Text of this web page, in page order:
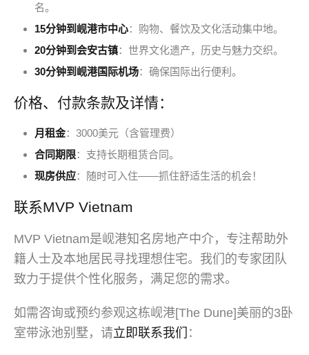
名。
15分钟到岘港市中心：购物、餐饮及文化活动集中地。
20分钟到会安古镇：世界文化遗产，历史与魅力交织。
30分钟到岘港国际机场：确保国际出行便利。
价格、付款条款及详情：
月租金：3000美元（含管理费）
合同期限：支持长期租赁合同。
现房供应：随时可入住——抓住舒适生活的机会！
联系MVP Vietnam
MVP Vietnam是岘港知名房地产中介，专注帮助外
籍人士及本地居民寻找理想住宅。我们的专家团队
致力于提供个性化服务，满足您的需求。
如需咨询或预约参观这栋岘港[The Dune]美丽的3卧
室带泳池别墅，请立即联系我们 ：